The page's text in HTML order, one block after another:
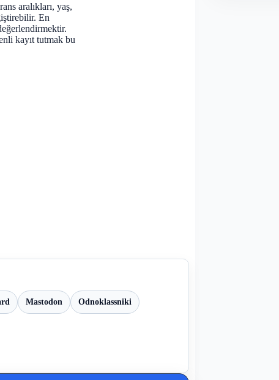
aralıkları, yaş,
En
kayıt tutmak bu
Mastodon Odnoklassniki